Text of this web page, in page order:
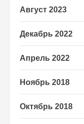
Август 2023
Декабрь 2022
Апрель 2022
Ноябрь 2018
Октябрь 2018